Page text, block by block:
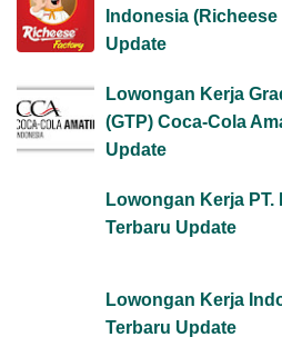
Indonesia
Update
Lowongan Kerja
(GTP) Coca-Cola
Update
Lowongan Kerja
Terbaru Update
Lowongan Kerja
Terbaru Update